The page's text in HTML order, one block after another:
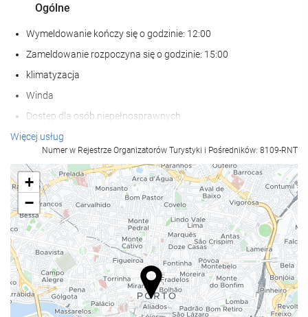
Ogólne
Wymeldowanie kończy się o godzinie: 12:00
Zameldowanie rozpoczyna się o godzinie: 15:00
klimatyzacja
Winda
Dostęp dla osób niepełnosprawnych
Pokoje dla niepalących
zakaz palenia obowiązuje we wszystkich pomieszczeniach
ogólnodostępnych i prywatnych
pokoje dźwiękoszczelne
Zwierzęta nie są akceptowane
Posiłki i napoje
Restauracja
Restauracja à la carte
Bar
Więcej usług
Numer w Rejestrze Organizatorów Turystyki i Pośredników: 8109-RNT
+
−